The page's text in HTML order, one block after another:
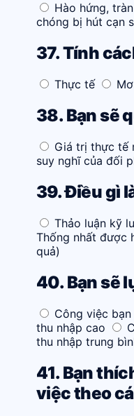
Hào hứng,
chóng bị hút cạn
37. Tính
Thực tế
38. Bạn sẽ
Giá trị thực tế
suy nghĩ của đối
39. Điều gì
Thảo luận kỹ
Thống nhất được
quả)
40. Bạn sẽ
Công việc
thu nhập cao
thu nhập trung
41. Bạn
việc theo